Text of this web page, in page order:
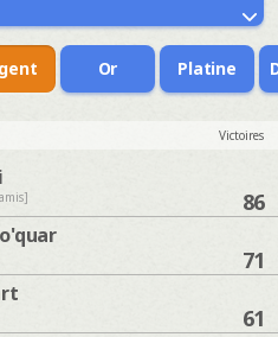
Or Platine
Victoires
86
71
61